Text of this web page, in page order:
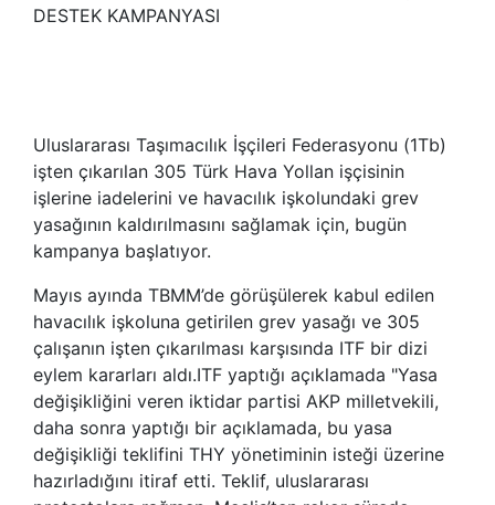
Uluslararası Taşımacılık İşçileri Federasyonu (1Tb)
işten çıkarılan 305 Türk Hava Yollan işçisinin
işlerine iadelerini ve havacılık işkolundaki grev
yasağının kaldırılmasını sağlamak için, bugün
kampanya başlatıyor.
Mayıs ayında TBMM’de görüşülerek kabul edilen
havacılık işkoluna getirilen grev yasağı ve 305
çalışanın işten çıkarılması karşısında ITF bir dizi
eylem kararları aldı.ITF yaptığı açıklamada "Yasa
değişikliğini veren iktidar partisi AKP milletvekili,
daha sonra yaptığı bir açıklamada, bu yasa
değişikliği teklifini THY yönetiminin isteği üzerine
hazırladığını itiraf etti. Teklif, uluslararası